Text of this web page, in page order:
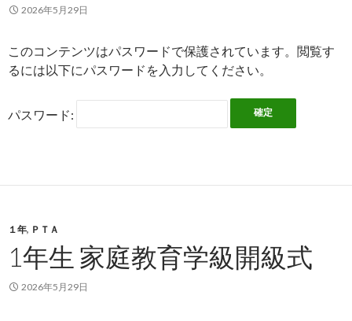
2026年5月29日
このコンテンツはパスワードで保護されています。閲覧す
るには以下にパスワードを入力してください。
パスワード:
１年, ＰＴＡ
1年生 家庭教育学級開級式
2026年5月29日